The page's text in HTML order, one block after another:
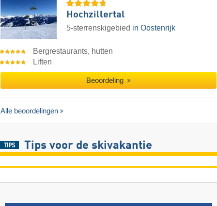
Hochzillertal
5-sterrenskigebied in Oostenrijk
Bergrestaurants, hutten
Liften
Beoordeling
Alle beoordelingen
Tips voor de skivakantie